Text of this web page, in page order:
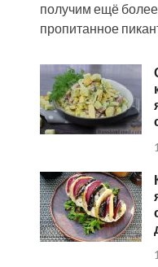
получим ещё
пропитанное